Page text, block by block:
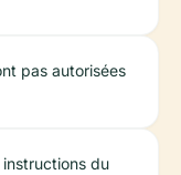
pas autorisées
du